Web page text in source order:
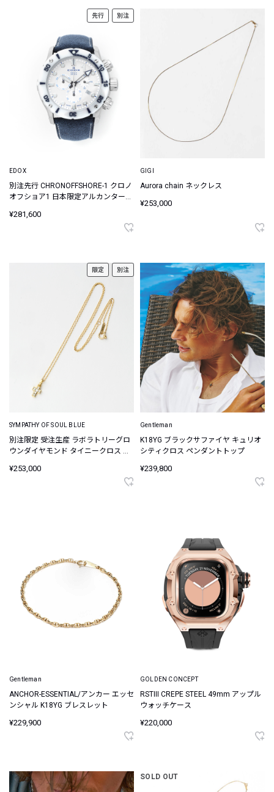
先行 別注
EDOX
別注先行 CHRONOFFSHORE-1 クロノ
オフショア1 日本限定アルカンターラ
¥281,600
GIGI
Aurora chain ネックレス
¥253,000
限定 別注
SYMPATHY OF SOUL BLUE
別注限定 受注生産 ラボラトリーグロ
ウンダイヤモンド タイニークロス ネ
¥253,000
Gentleman
K18YG ブラックサファイヤ キュリオ
シティクロス ペンダントトップ
¥239,800
Gentleman
ANCHOR-ESSENTIAL/アンカー エッセ
ンシャル K18YG ブレスレット
¥229,900
GOLDEN CONCEPT
RSTIII CREPE STEEL 49mm アップル
ウォッチケース
¥220,000
SOLD OUT